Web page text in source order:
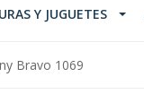
Y JUGUETES
Bravo 1069